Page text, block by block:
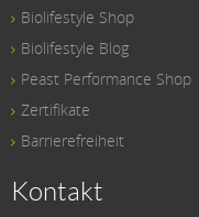
Biolifestyle Shop
Biolifestyle Blog
Peast Performance Shop
Zertifikate
Barrierefreiheit
Kontakt